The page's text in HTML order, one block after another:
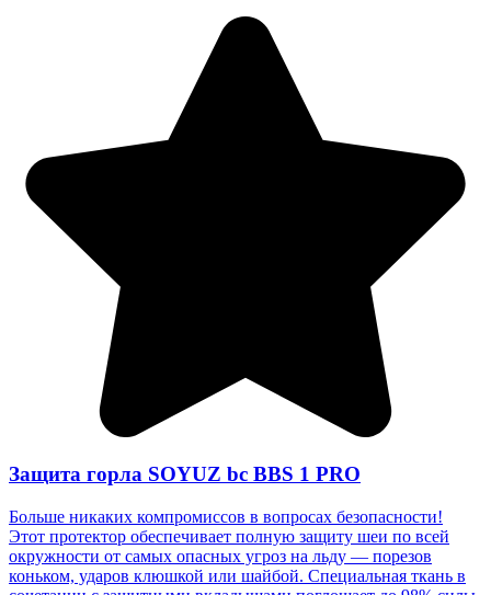
Защита горла SOYUZ bc BBS 1 PRO
Больше никаких компромиссов в вопросах безопасности!
Этот протектор обеспечивает полную защиту шеи по всей
окружности от самых опасных угроз на льду — порезов
коньком, ударов клюшкой или шайбой. Специальная ткань в